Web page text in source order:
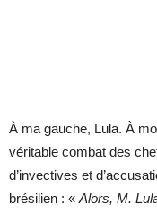
À ma gauche, Lula. À
véritable combat des
d’invectives et
brésilien : « Alors, M.